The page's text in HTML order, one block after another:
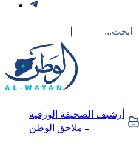
أرشيف الصحيفة الورقية
ملاحق الوطن